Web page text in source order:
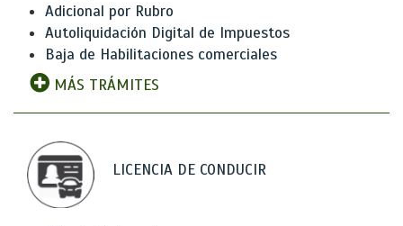
Adicional por Rubro
Autoliquidación Digital de Impuestos
Baja de Habilitaciones comerciales
MÁS TRÁMITES
LICENCIA DE CONDUCIR